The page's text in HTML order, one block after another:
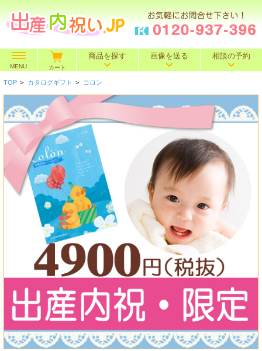
MENU カート
商品を探す
価格で探す ～500円
～2,000円 ～4,000円
～5,000円 ～10,000円 10,001円～
BOXセット
特選ギフト
名入れギフト
カタログギフト
送料込み
タオル
食品
その他
画像を送る 相談の予約
TOP > カタログギフト > コロン